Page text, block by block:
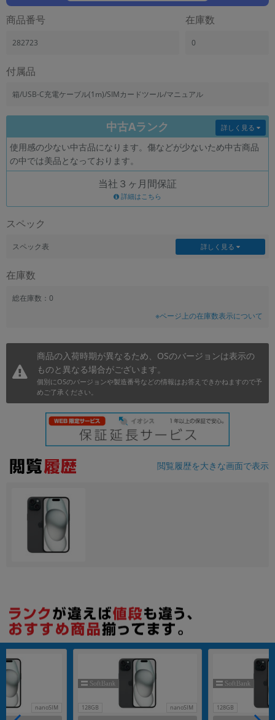
商品番号
282723
在庫数
0
付属品
箱/USB-C充電ケーブル(1m)/SIMカードツール/マニュアル
中古Aランク
使用感の少ない中古品になります。傷などが少ないため中古商品
の中では美品となっております。
詳しく見る
当社３ヶ月間保証
詳細はこちら
スペック
スペック表 詳しく見る
在庫数
総在庫数：0
※ページ上の在庫数表示について
商品の入荷時期が異なるため、OSのバージョンは表示の
ものと異なる場合がございます。
個別にOSのバージョンや製造番号などの情報はお答えできかねますので予
めご了承ください。
閲覧履歴を大きな画面で表示
nanoSIM 128GB nanoSIM 128GB
ドライブ
ドライブの絞り込み
ランク
「新品」「未使用」「中古」など
CPU
OSの絞り込み
メモリ
年 月 まで
各項目のチェックボックスは「or検索」となります。
ただし機能別のみ「and検索」となります。